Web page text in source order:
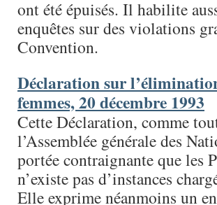
ont été épuisés. Il habilite
enquêtes sur des violations
Convention.
Déclaration sur
femmes, 20 décembre 1993
Cette Déclaration, comme
l’Assemblée générale des
portée contraignante que les
n’existe pas d’instances
Elle exprime néanmoins un